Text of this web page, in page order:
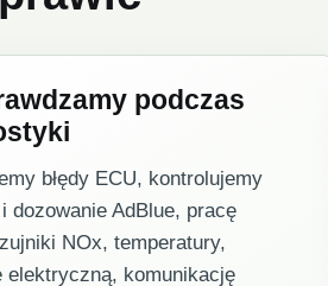
podczas
błędy ECU, kontrolujemy
dozowanie AdBlue, pracę
NOx, temperatury,
elektryczną, komunikację